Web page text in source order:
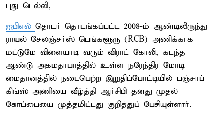
புது டெல்லி,
ஐபிஎல் தொடர் தொடங்கப்பட்ட 2008-ம் ஆண்டிலிருந்து
ராயல் சேலஞ்சர்ஸ் பெங்களூரு (RCB) அணிக்காக
மட்டுமே விளையாடி வரும் விராட் கோலி, கடந்த
ஆண்டு அகமதாபாத்தில் உள்ள நரேந்திர மோடி
மைதானத்தில் நடைபெற்ற இறுதிப்போட்டியில் பஞ்சாப்
கிங்ஸ் அணியை வீழ்த்தி ஆர்சிபி தனது முதல்
கோப்பையை முத்தமிட்டது குறித்துப் பேசியுள்ளார்.